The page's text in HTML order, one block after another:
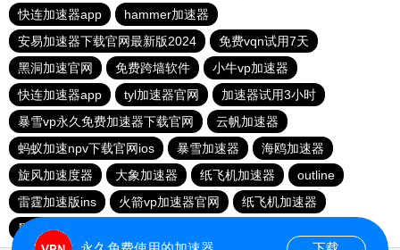
快连加速器app
hammer加速器
安易加速器下载官网最新版2024
免费vqn试用7天
黑洞加速官网
免费跨墙软件
小牛vp加速器
快连加速器app
tyl加速器官网
加速器试用3小时
暴雪vp永久免费加速器下载官网
云帆加速器
蚂蚁加速npv下载官网ios
暴雪加速器
海鸥加速器
旋风加速度器
大象加速器 纸飞机加速器
outline
雷霆加速版ins
火箭vp加速器官网
纸飞机加速器
黑洞加速